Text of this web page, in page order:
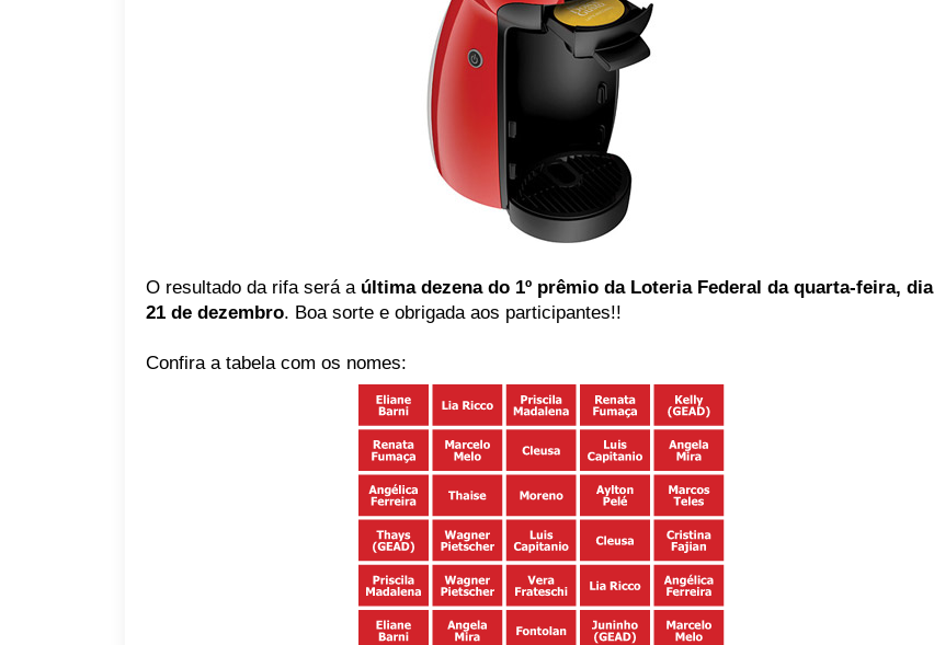
O resultado da rifa será a última dezena do 1º prêmio da Loteria Federal da quarta-feira, dia
21 de dezembro. Boa sorte e obrigada aos participantes!!
Confira a tabela com os nomes: